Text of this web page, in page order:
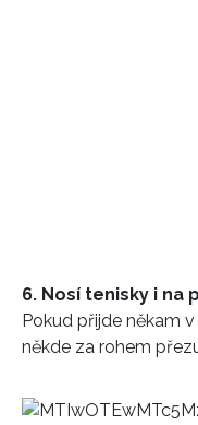
6. Nosí tenisky i na
Pokud přijde někam
někde za rohem